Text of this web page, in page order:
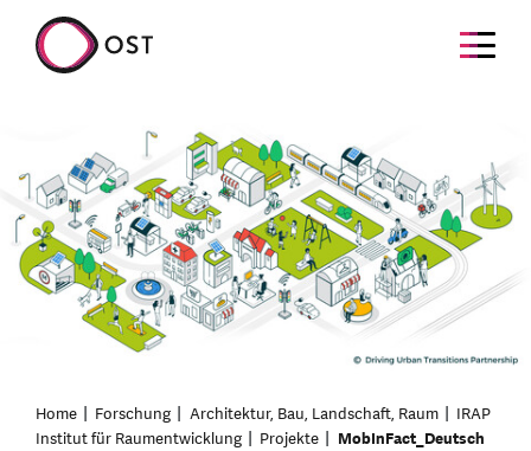
Home Forschung Architektur, Bau, Landschaft, Raum
IRAP
Institut für Raumentwicklung
Projekte MobInFact_Deutsch